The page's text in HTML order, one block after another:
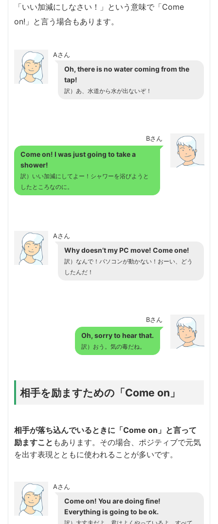
「いい加減にしなさい！」という意味で「Come
on!」と言う場合もあります。
Aさん
Oh, there is no water coming from the
tap!
訳）あ、水道から水が出ないぞ！
Bさん
Come on! I was just going to take a
shower!
訳）いい加減にしてよー！シャワーを浴びようと
したところなのに。
Aさん
Why doesn’t my PC move! Come one!
訳）なんで！パソコンが動かない！おーい、どう
したんだ！
Bさん
Oh, sorry to hear that.
訳）おう。気の毒だね。
相手を励ますための「Come on」
相手が落ち込んでいるときに「Come on」と言って
励ますこと もあります。その場合、ポジティブで元気
を出す表現とともに使われることが多いです。
Aさん
Come on! You are doing fine!
Everything is going to be ok.